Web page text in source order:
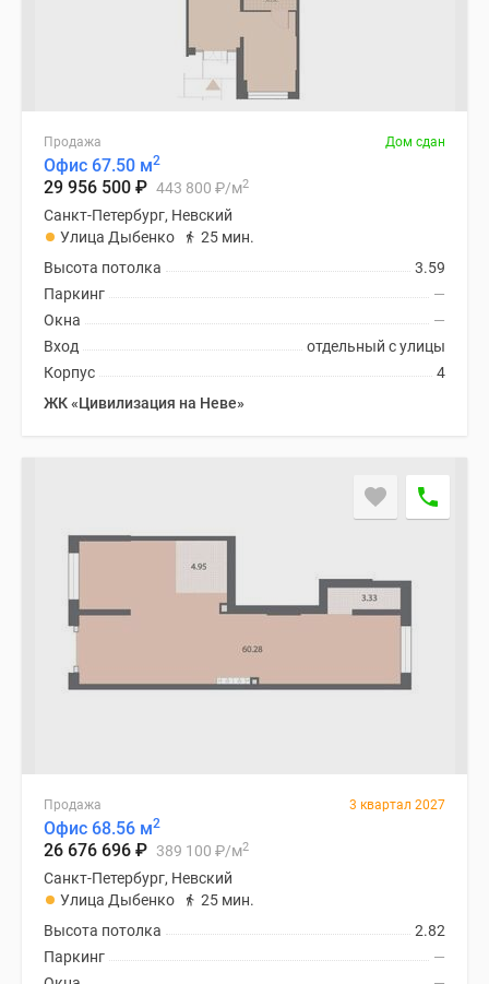
Продажа Дом сдан
Офис 67.50 м2
29 956 500 ₽ 443 800 ₽/м2
Санкт-Петербург, Невский
Улица Дыбенко
25 мин.
3.59
Высота потолка
—
Паркинг
—
Окна
отдельный с улицы
Вход
4
Корпус
ЖК «Цивилизация на Неве»
Продажа 3 квартал 2027
Офис 68.56 м2
26 676 696 ₽ 389 100 ₽/м2
Санкт-Петербург, Невский
Улица Дыбенко
25 мин.
2.82
Высота потолка
—
Паркинг